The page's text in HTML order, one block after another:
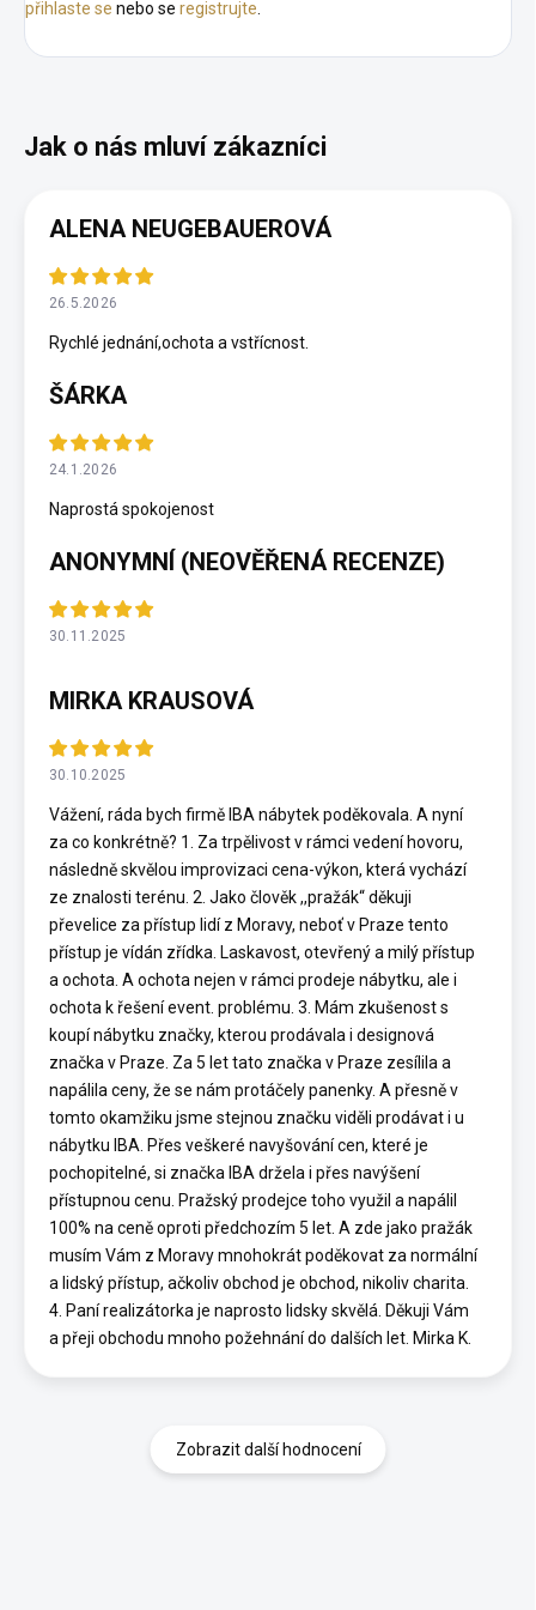
přihlaste se nebo se registrujte
ALENA NEUGEBAUEROVÁ
26.5.2026
Rychlé jednání,ochota a vstřícnost.
ŠÁRKA
24.1.2026
Naprostá spokojenost
ANONYMNÍ (NEOVĚŘENÁ RECENZE)
30.11.2025
MIRKA KRAUSOVÁ
30.10.2025
Vážení, ráda bych firmě IBA nábytek poděkovala. A nyní
za co konkrétně? 1. Za trpělivost v rámci vedení hovoru,
následně skvělou improvizaci cena-výkon, která vychází
ze znalosti terénu. 2. Jako člověk ,,pražák“ děkuji
převelice za přístup lidí z Moravy, neboť v Praze tento
přístup je vídán zřídka. Laskavost, otevřený a milý přístup
a ochota. A ochota nejen v rámci prodeje nábytku, ale i
ochota k řešení event. problému. 3. Mám zkušenost s
koupí nábytku značky, kterou prodávala i designová
značka v Praze. Za 5 let tato značka v Praze zesílila a
napálila ceny, že se nám protáčely panenky. A přesně v
tomto okamžiku jsme stejnou značku viděli prodávat i u
nábytku IBA. Přes veškeré navyšování cen, které je
pochopitelné, si značka IBA držela i přes navýšení
přístupnou cenu. Pražský prodejce toho využil a napálil
100% na ceně oproti předchozím 5 let. A zde jako pražák
musím Vám z Moravy mnohokrát poděkovat za normální
a lidský přístup, ačkoliv obchod je obchod, nikoliv charita.
4. Paní realizátorka je naprosto lidsky skvělá. Děkuji Vám
a přeji obchodu mnoho požehnání do dalších let. Mirka K.
Zobrazit další hodnocení